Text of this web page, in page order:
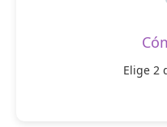
Elige 2